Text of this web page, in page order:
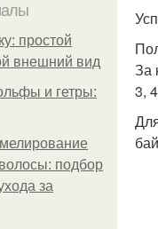
простой
внешний вид
и гетры:
подбор
за
За
3,